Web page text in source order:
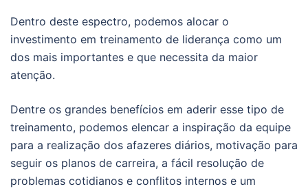
Dentro deste espectro, podemos alocar o
investimento em treinamento de liderança como um
dos mais importantes e que necessita da maior
atenção.
Dentre os grandes benefícios em aderir esse tipo de
treinamento, podemos elencar a inspiração da equipe
para a realização dos afazeres diários, motivação para
seguir os planos de carreira, a fácil resolução de
problemas cotidianos e conflitos internos e um